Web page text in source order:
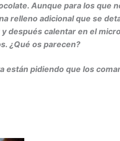
Aunque para los que
relleno adicional que se
después calentar en el
¿Qué os parecen?
están pidiendo que los